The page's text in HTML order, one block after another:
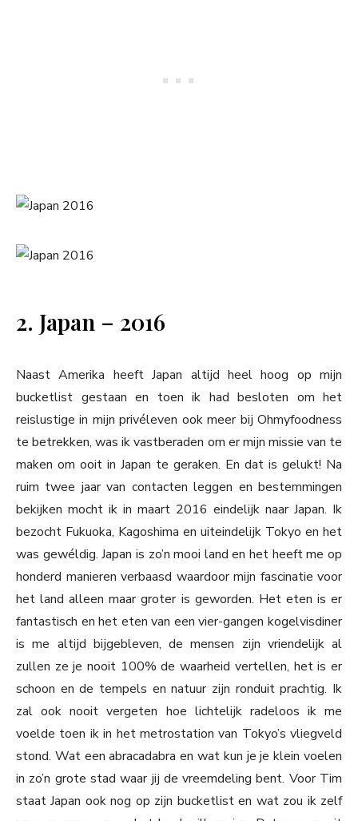
2. Japan – 2016
Naast Amerika heeft Japan altijd heel hoog op mijn
bucketlist gestaan en toen ik had besloten om het
reislustige in mijn privéleven ook meer bij Ohmyfoodness
te betrekken, was ik vastberaden om er mijn missie van te
maken om ooit in Japan te geraken. En dat is gelukt! Na
ruim twee jaar van contacten leggen en bestemmingen
bekijken mocht ik in maart 2016 eindelijk naar Japan. Ik
bezocht Fukuoka, Kagoshima en uiteindelijk Tokyo en het
was gewéldig. Japan is zo’n mooi land en het heeft me op
honderd manieren verbaasd waardoor mijn fascinatie voor
het land alleen maar groter is geworden. Het eten is er
fantastisch en het eten van een vier-gangen kogelvisdiner
is me altijd bijgebleven, de mensen zijn vriendelijk al
zullen ze je nooit 100% de waarheid vertellen, het is er
schoon en de tempels en natuur zijn ronduit prachtig. Ik
zal ook nooit vergeten hoe lichtelijk radeloos ik me
voelde toen ik in het metrostation van Tokyo’s vliegveld
stond. Wat een abracadabra en wat kun je je klein voelen
in zo’n grote stad waar jij de vreemdeling bent. Voor Tim
staat Japan ook nog op zijn bucketlist en wat zou ik zelf